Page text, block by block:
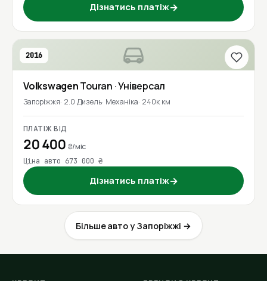
Дізнатись платіж→
2016
VolkswagenTouran · Універсал
Запоріжжя 2.0 Дизель Механіка 240к км
ПЛАТІЖ ВІД
20 400 ₴/міс
Ціна авто 673 000 ₴
Дізнатись платіж→
Більше авто у Запоріжжі →